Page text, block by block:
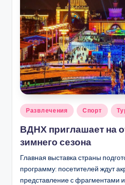
Опубликовано
Развлечения Спорт
ВДНХ приглашает на
зимнего сезона
Главная выставка страны
программу: посетителей ждут
представление с фрагментами